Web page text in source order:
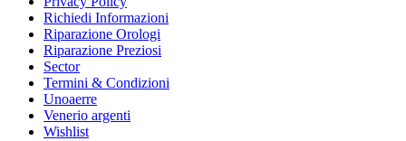
Richiedi Informazioni
Riparazione Orologi
Riparazione Preziosi
Sector
Termini & Condizioni
Unoaerre
Venerio argenti
Wishlist